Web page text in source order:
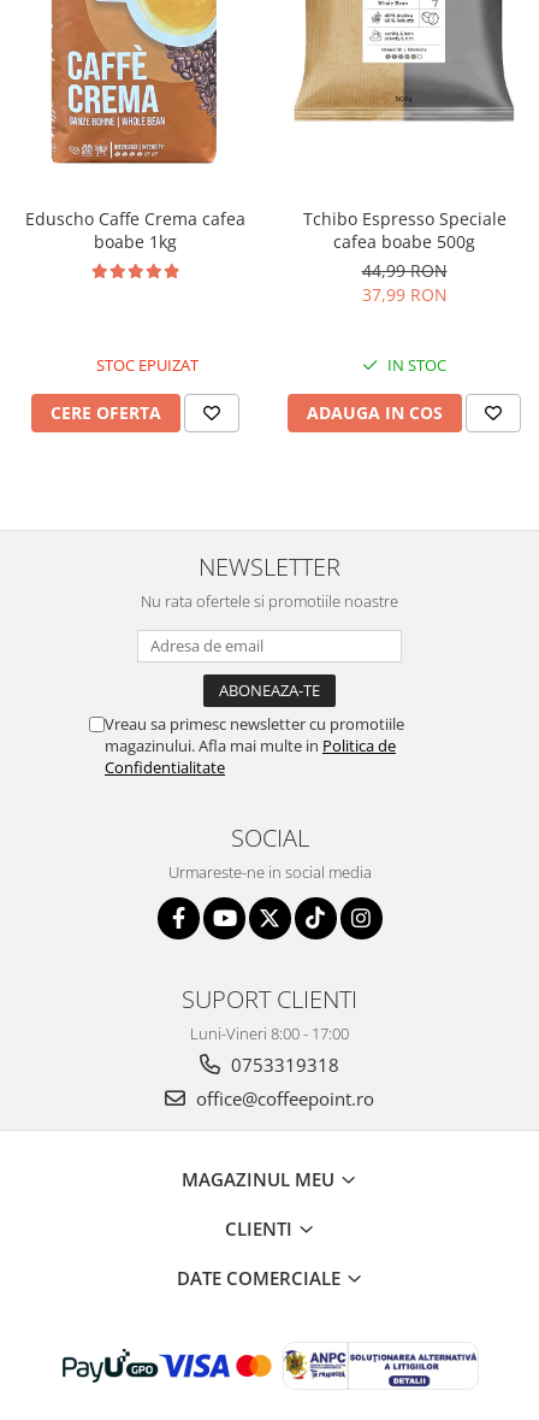
Eduscho Caffe Crema cafea
boabe 1kg
STOC EPUIZAT
CERE OFERTA
Tchibo Espresso Speciale
cafea boabe 500g
44,99 RON
37,99 RON
IN STOC
ADAUGA IN COS
NEWSLETTER
Nu rata ofertele si promotiile noastre
Vreau sa primesc newsletter cu promotiile
magazinului. Afla mai multe in Politica de
Confidentialitate
SOCIAL
Urmareste-ne in social media
SUPORT CLIENTI
Luni-Vineri 8:00 - 17:00
0753319318
office@coffeepoint.ro
MAGAZINUL MEU
CLIENTI
DATE COMERCIALE